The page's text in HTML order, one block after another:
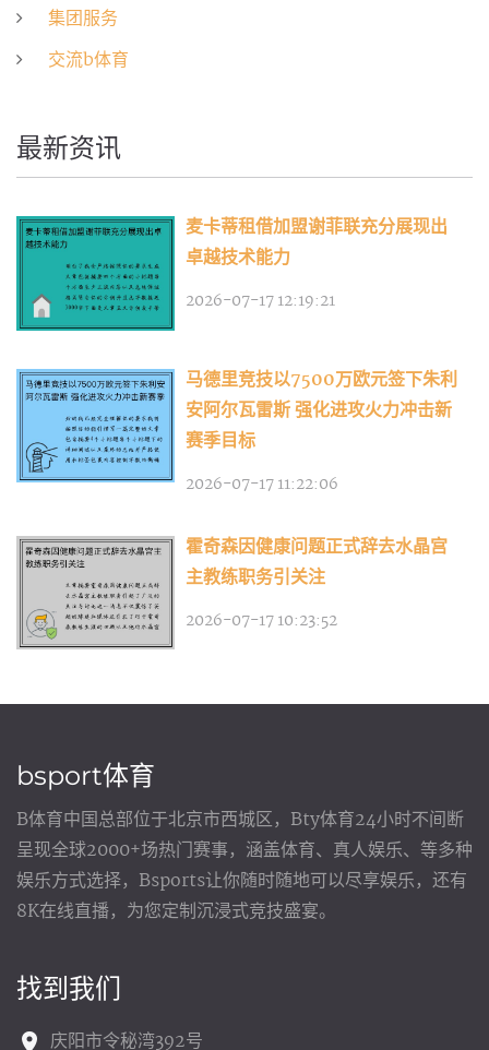
集团服务
交流b体育
最新资讯
麦卡蒂租借加盟谢菲联充分展现出
卓越技术能力
2026-07-17 12:19:21
马德里竞技以7500万欧元签下朱利
安阿尔瓦雷斯 强化进攻火力冲击新
赛季目标
2026-07-17 11:22:06
霍奇森因健康问题正式辞去水晶宫
主教练职务引关注
2026-07-17 10:23:52
bsport体育
B体育中国总部位于北京市西城区，Bty体育24小时不间断
呈现全球2000+场热门赛事，涵盖体育、真人娱乐、等多种
娱乐方式选择，Bsports让你随时随地可以尽享娱乐，还有
8K在线直播，为您定制沉浸式竞技盛宴。
找到我们
庆阳市令秘湾392号